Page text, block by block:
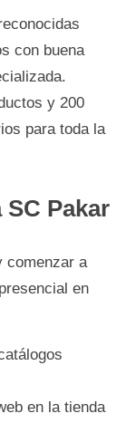
con buena
y 200
para toda la
Pakar
comenzar a
en
en la tienda